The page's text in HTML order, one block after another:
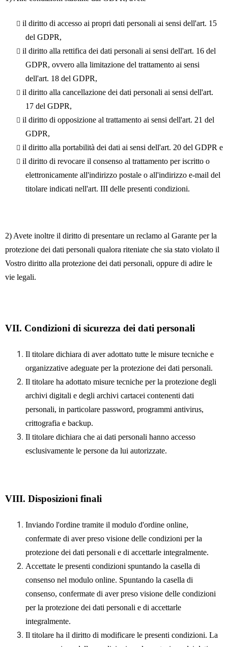
il diritto di accesso ai propri dati personali ai sensi dell'art. 15
del GDPR,
il diritto alla rettifica dei dati personali ai sensi dell'art. 16 del
GDPR, ovvero alla limitazione del trattamento ai sensi
dell'art. 18 del GDPR,
il diritto alla cancellazione dei dati personali ai sensi dell'art.
17 del GDPR,
il diritto di opposizione al trattamento ai sensi dell'art. 21 del
GDPR,
il diritto alla portabilità dei dati ai sensi dell'art. 20 del GDPR e
il diritto di revocare il consenso al trattamento per iscritto o
elettronicamente all'indirizzo postale o all'indirizzo e-mail del
titolare indicati nell'art. III delle presenti condizioni.
2) Avete inoltre il diritto di presentare un reclamo al Garante per la
protezione dei dati personali qualora riteniate che sia stato violato il
Vostro diritto alla protezione dei dati personali, oppure di adire le
vie legali.
VII. Condizioni di sicurezza dei dati personali
Il titolare dichiara di aver adottato tutte le misure tecniche e
organizzative adeguate per la protezione dei dati personali.
Il titolare ha adottato misure tecniche per la protezione degli
archivi digitali e degli archivi cartacei contenenti dati
personali, in particolare password, programmi antivirus,
crittografia e backup.
Il titolare dichiara che ai dati personali hanno accesso
esclusivamente le persone da lui autorizzate.
VIII. Disposizioni finali
Inviando l'ordine tramite il modulo d'ordine online,
confermate di aver preso visione delle condizioni per la
protezione dei dati personali e di accettarle integralmente.
Accettate le presenti condizioni spuntando la casella di
consenso nel modulo online. Spuntando la casella di
consenso, confermate di aver preso visione delle condizioni
per la protezione dei dati personali e di accettarle
integralmente.
Il titolare ha il diritto di modificare le presenti condizioni. La